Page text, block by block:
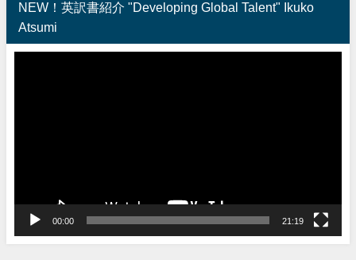
NEW！英訳書紹介 "Developing Global Talent" Ikuko
Atsumi
00:00 21:19